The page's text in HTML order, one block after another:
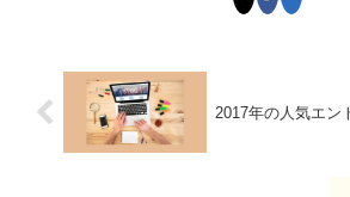
2017年の人気エン